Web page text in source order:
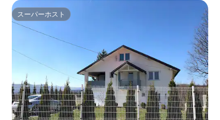
スーパーホスト
スーパーホスト